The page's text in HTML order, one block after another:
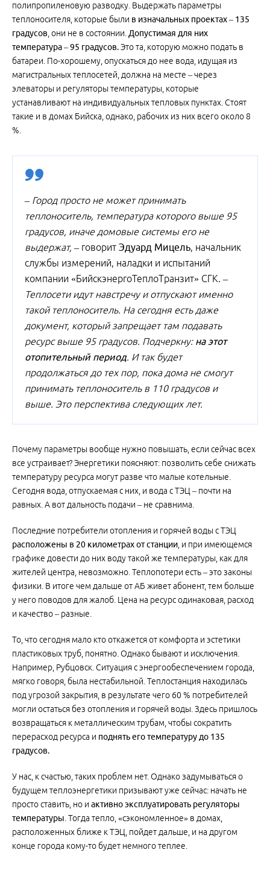
полипропиленовую разводку. Выдержать параметры
теплоносителя, которые были в изначальных проектах – 135
градусов , они не в состоянии. Допустимая для них
температура – 95 градусов.Это та, которую можно подать в
батареи. По-хорошему, опускаться до нее вода, идущая из
магистральных теплосетей, должна на месте – через
элеваторы и регуляторы температуры, которые
устанавливают на индивидуальных тепловых пунктах. Стоят
такие и в домах Бийска, однако, рабочих из них всего около 8
%.
– Город просто не может принимать
теплоноситель, температура которого выше 95
градусов, иначе домовые системы его не
выдержат, – говорит Эдуард Мицель, начальник
службы измерений, наладки и испытаний
компании «Бийск­энергоТеплоТранзит» СГК. –
Теплосети идут навстречу и отпускают именно
такой теплоноситель. На сегодня есть даже
документ, который запрещает там подавать
ресурс выше 95 градусов. Подчеркну: на этот
отопительный период. И так будет
продолжаться до тех пор, пока дома не смогут
принимать теплоноситель в 110 градусов и
выше. Это перспектива следующих лет.
Почему параметры вообще нужно повышать, если сейчас всех
все устраивает? Энергетики поясняют: позволить себе снижать
температуру ресурса могут разве что малые котельные.
Сегодня вода, отпускаемая с них, и вода с ТЭЦ – почти на
равных. А вот дальность подачи – не сравнима.
Последние потребители отопления и горячей воды с ТЭЦ
расположены в 20 километрах от станции , и при имеющемся
графике довести до них воду такой же температуры, как для
жителей центра, невозможно. Теплопотери есть – это законы
физики. В итоге чем дальше от АБ живет абонент, тем больше
у него поводов для жалоб. Цена на ресурс одинаковая, расход
и качество – разные.
То, что сегодня мало кто откажется от комфорта и эстетики
пластиковых труб, понятно. Однако бывают и исключения.
Например, Рубцовск. Ситуация с энергообеспечением города,
мягко говоря, была нестабильной. Теплостанция находилась
под угрозой закрытия, в результате чего 60 % потребителей
могли остаться без отопления и горячей воды. Здесь пришлось
возвращаться к металлическим трубам, чтобы сократить
перерасход ресурса и поднять его температуру до 135
градусов.
У нас, к счастью, таких проблем нет. Однако задумываться о
будущем теплоэнергетики призывают уже сейчас: начать не
просто ставить, но и активно эксплуатировать регуляторы
температуры . Тогда тепло, «сэкономленное» в домах,
расположенных ближе к ТЭЦ, пойдет дальше, и на другом
конце города кому-то будет немного теплее.